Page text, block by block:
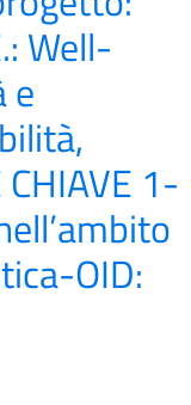
Well-
e
1-
OID: